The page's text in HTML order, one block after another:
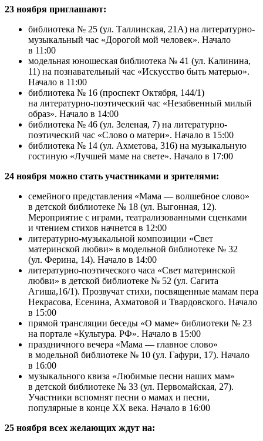
23 ноября приглашают:
библиотека № 25 (ул. Таллинская, 21А) на литературно-
музыкальный час «Дорогой мой человек». Начало
в 11:00
модельная юношеская библиотека № 41 (ул. Калинина,
11) на познавательный час «Искусство быть матерью».
Начало в 11:00
библиотека № 16 (проспект Октября, 144/1)
на литературно-поэтический час «Незабвенный милый
образ». Начало в 14:00
библиотека № 46 (ул. Зеленая, 7) на литературно-
поэтический час «Слово о матери». Начало в 15:00
библиотека № 14 (ул. Ахметова, 316) на музыкальную
гостиную «Лучшей маме на свете». Начало в 17:00
24 ноября можно стать участниками и зрителями:
семейного представления «Мама — волшебное слово»
в детской библиотеке № 18 (ул. Выгонная, 12).
Мероприятие с играми, театрализованными сценками
и чтением стихов начнется в 12:00
литературно-музыкальной композиции «Свет
материнской любви» в модельной библиотеке № 32
(ул. Ферина, 14). Начало в 14:00
литературно-поэтического часа «Свет материнской
любви» в детской библиотеке № 52 (ул. Сагита
Агиша,16/1). Прозвучат стихи, посвященные мамам пера
Некрасова, Есенина, Ахматовой и Твардовского. Начало
в 15:00
прямой трансляции беседы «О маме» библиотеки № 23
на портале «Культура. РФ». Начало в 15:00
праздничного вечера «Мама — главное слово»
в модельной библиотеке № 10 (ул. Гафури, 17). Начало
в 16:00
музыкального квиза «Любимые песни наших мам»
в детской библиотеке № 33 (ул. Первомайская, 27).
Участники вспомнят песни о мамах и песни,
популярные в конце ХХ века. Начало в 16:00
25 ноября всех желающих ждут на: